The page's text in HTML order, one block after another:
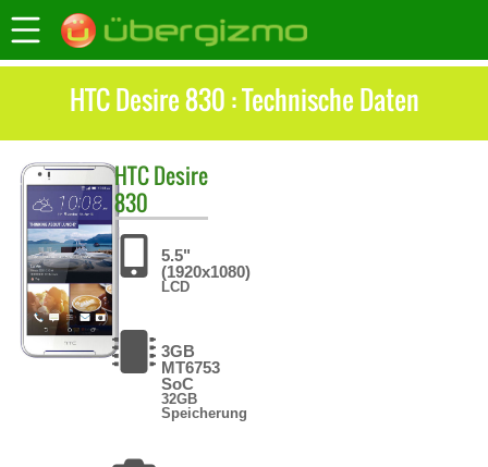
HTC Desire 830 : Technische Daten
HTCDesire
830
5.5"
(1920x1080)
LCD
3GB
MT6753
SoC
32GB
Speicherung